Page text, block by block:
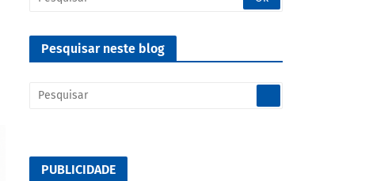
Pesquisar neste blog
PUBLICIDADE